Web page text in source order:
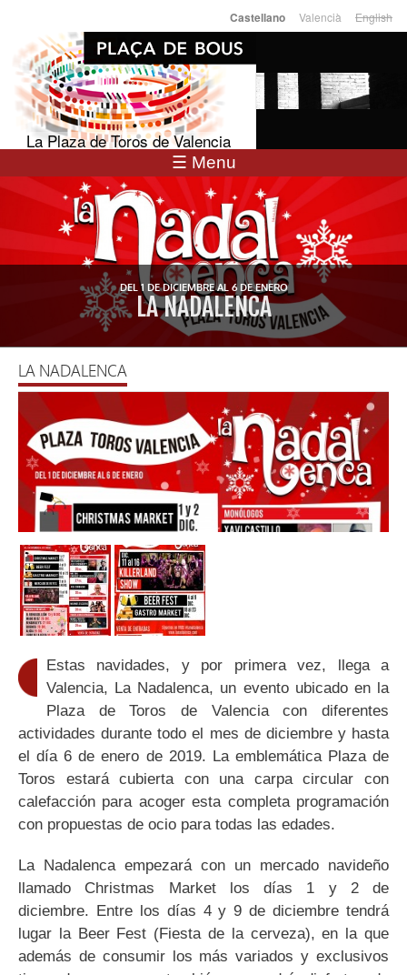
contenido
principal
Idiomas
Castellano Valencià English
La Plaza de Toros de Valencia
☰ Menu
DEL 1 DE DICIEMBRE AL 6 DE ENERO
LA NADALENCA
LA NADALENCA
Estas navidades, y por primera vez, llega a
Valencia, La Nadalenca, un evento ubicado en la
Plaza de Toros de Valencia con diferentes
actividades durante todo el mes de diciembre y hasta
el día 6 de enero de 2019. La emblemática Plaza de
Toros estará cubierta con una carpa circular con
calefacción para acoger esta completa programación
con propuestas de ocio para todas las edades.
La Nadalenca empezará con un mercado navideño
llamado Christmas Market los días 1 y 2 de
diciembre. Entre los días 4 y 9 de diciembre tendrá
lugar la Beer Fest (Fiesta de la cerveza), en la que
además de consumir los más variados y exclusivos